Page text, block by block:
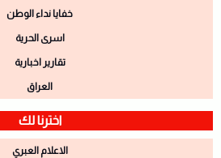
خفايا نداء الوطن
اسرى الحرية
تقارير اخبارية
العراق
اخترنا لك
الاعلام العبري